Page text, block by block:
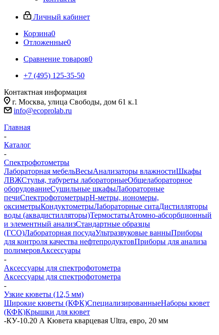
Личный кабинет
Корзина0
Отложенные0
Сравнение товаров0
+7 (495) 125-35-50
Контактная информация
г. Москва, улица Свободы, дом 61 к.1
info@ecoprolab.ru
Главная
-
Каталог
-
Спектрофотометры
Лабораторная мебельВесыАнализаторы влажностиШкафы
ЛВЖСтулья, табуреты лабораторныеОбщелабораторное
оборудованиеСушильные шкафыЛабораторные
печиСпектрофотометрыpH-метры, иономеры,
оксиметрыКондуктометрыЛабораторные ситаДистилляторы
воды (аквадистилляторы)ТермостатыАтомно-абсорбционный
и элементный анализСтандартные образцы
(ГСО)Лабораторная посудаУльтразвуковые ванныПриборы
для контроля качества нефтепродуктовПриборы для анализа
полимеровАксессуары
-
Аксессуары для спектрофотометра
Аксессуары для спектрофотометра
-
Узкие кюветы (12,5 мм)
Широкие кюветы (КФК)СпециализированныеНаборы кювет
(КФК)Крышки для кювет
-КУ-10.20 А Кювета кварцевая Ultra, евро, 20 мм